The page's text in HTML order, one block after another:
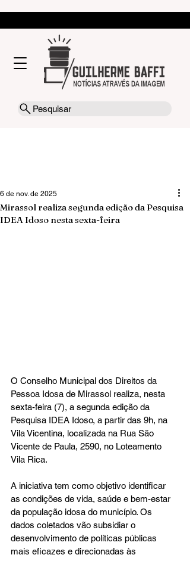
Pesquisar
Mirassol realiza segunda edição da Pesquisa
IDEA Idoso nesta sexta-feira
6 de nov. de 2025
O Conselho Municipal dos Direitos da
Pessoa Idosa de Mirassol realiza, nesta
sexta-feira (7), a segunda edição da
Pesquisa IDEA Idoso, a partir das 9h, na
Vila Vicentina, localizada na Rua São
Vicente de Paula, 2590, no Loteamento
Vila Rica.
A iniciativa tem como objetivo identificar
as condições de vida, saúde e bem-estar
da população idosa do município. Os
dados coletados vão subsidiar o
desenvolvimento de políticas públicas
mais eficazes e direcionadas às